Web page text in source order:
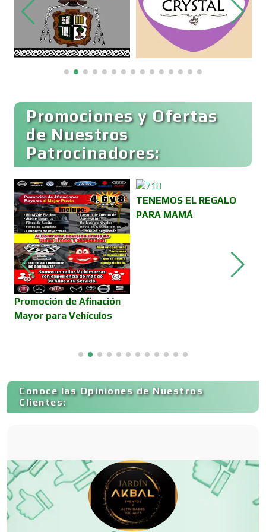
Bordados y Estampados
Cafeterías
Cajas de Ahorro
Cámaras de Comercio
Camiones para Fletes
Capacitación
Carpinterías
Centros Comerciales
Promociones y Ofertas
de Nuestros
Patrocinadores:
Promoción de Afinación
Mayor para Vehículos
TENEMOS EL REGALO
PARA MAMÁ
Conoce las Opiniones de Nuestros
Clientes: